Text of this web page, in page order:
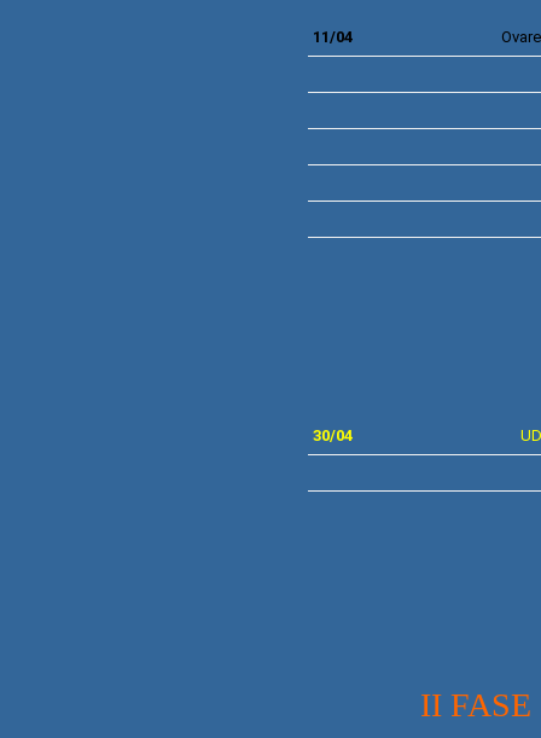
11/04
30/04 UD
II FASE